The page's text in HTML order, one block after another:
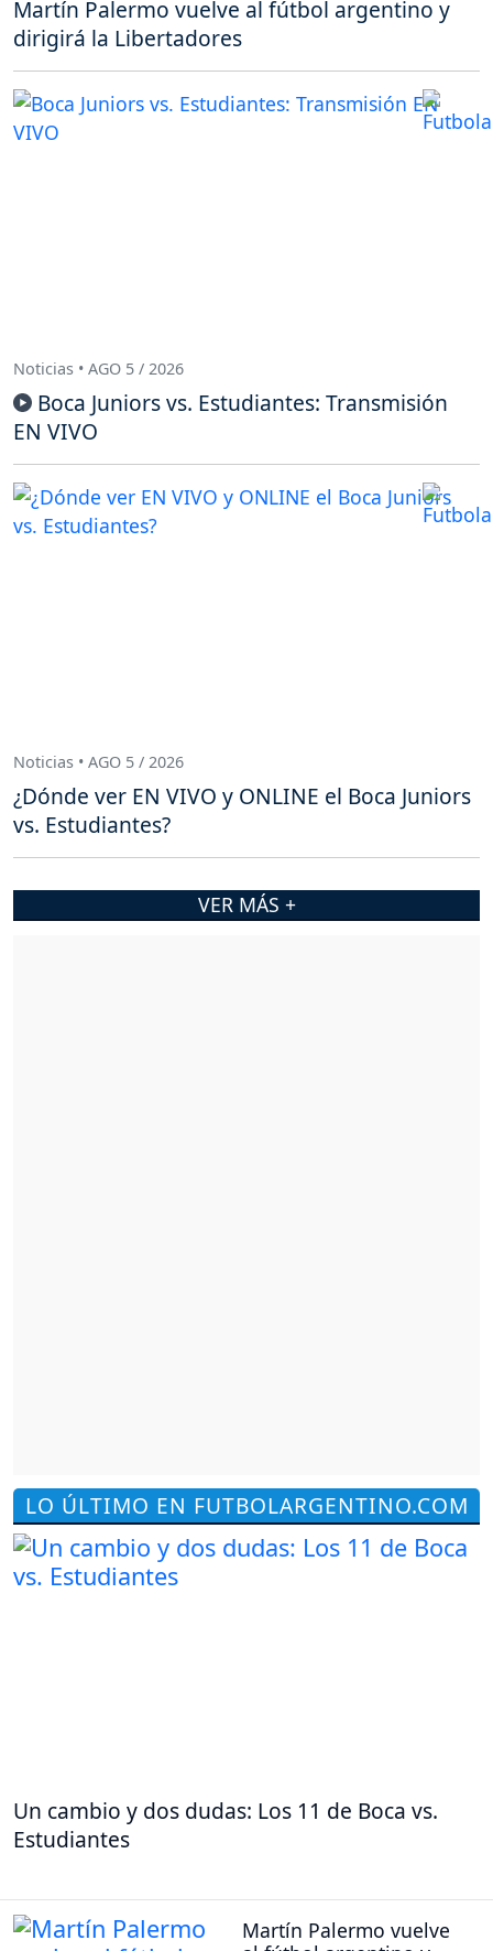
LO ÚLTIMO EN FUTBOLARGENTINO.COM
Un cambio y dos dudas: Los 11 de Boca vs.
Estudiantes
Martín Palermo vuelve
Martín Palermo vuelve al fútbol argentino y
dirigirá la Libertadores
Noticias • AGO 5 / 2026
Boca Juniors vs. Estudiantes: Transmisión
EN VIVO
Noticias • AGO 5 / 2026
¿Dónde ver EN VIVO y ONLINE el Boca Juniors
vs. Estudiantes?
VER MÁS +